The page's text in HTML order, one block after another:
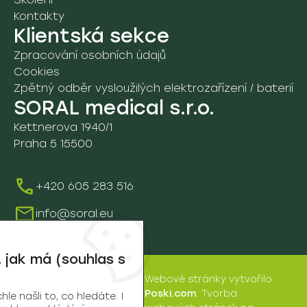
Školení
Kontakty
Klientská sekce
Zpracování osobních údajů
Cookies
Zpětný odběr vysloužilých elektrozařízení / baterií
SORAL medical s.r.o.
Kettnerova 1940/1
Praha 5 15500
+420 605 283 516
info@soral.eu
medical
Webové stránkyvytvořilo
Poski.com. Tvorba
má (souhlas s
našli to, co hledáte. I